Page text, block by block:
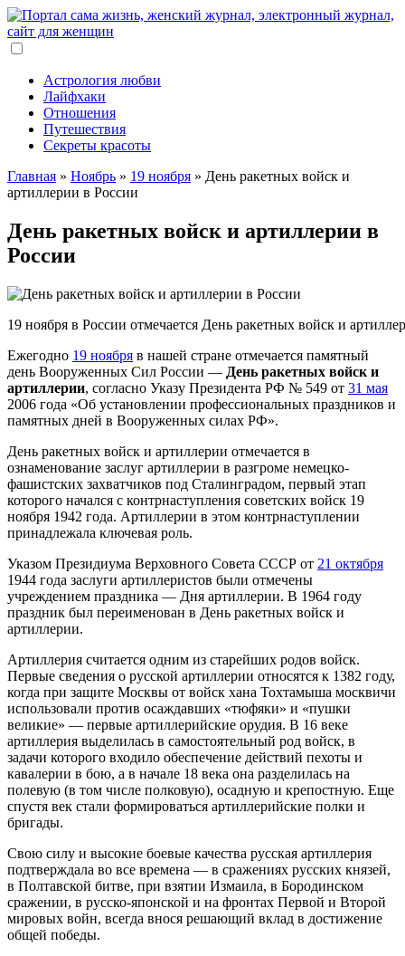
Астрология любви
Лайфхаки
Отношения
Путешествия
Секреты красоты
Главная » Ноябрь » 19 ноября » День ракетных войск и
артиллерии в России
День ракетных войск и артиллерии в
России
19 ноября в России отмечается День ракетных войск и
Ежегодно 19 ноября в нашей стране отмечается памятный
день Вооруженных Сил России — День ракетных войск и
артиллерии, согласно Указу Президента РФ № 549 от 31 мая
2006 года «Об установлении профессиональных праздников и
памятных дней в Вооруженных силах РФ».
День ракетных войск и артиллерии отмечается в
ознаменование заслуг артиллерии в разгроме немецко-
фашистских захватчиков под Сталинградом, первый этап
которого начался с контрнаступления советских войск 19
ноября 1942 года. Артиллерии в этом контрнаступлении
принадлежала ключевая роль.
Указом Президиума Верховного Совета СССР от 21 октября
1944 года заслуги артиллеристов были отмечены
учреждением праздника — Дня артиллерии. В 1964 году
праздник был переименован в День ракетных войск и
артиллерии.
Артиллерия считается одним из старейших родов войск.
Первые сведения о русской артиллерии относятся к 1382 году,
когда при защите Москвы от войск хана Тохтамыша москвичи
использовали против осаждавших «тюфяки» и «пушки
великие» — первые артиллерийские орудия. В 16 веке
артиллерия выделилась в самостоятельный род войск, в
задачи которого входило обеспечение действий пехоты и
кавалерии в бою, а в начале 18 века она разделилась на
полевую (в том числе полковую), осадную и крепостную. Еще
спустя век стали формироваться артиллерийские полки и
бригады.
Свою силу и высокие боевые качества русская артиллерия
подтверждала во все времена — в сражениях русских князей,
в Полтавской битве, при взятии Измаила, в Бородинском
сражении, в русско-японской и на фронтах Первой и Второй
мировых войн, всегда внося решающий вклад в достижение
общей победы.